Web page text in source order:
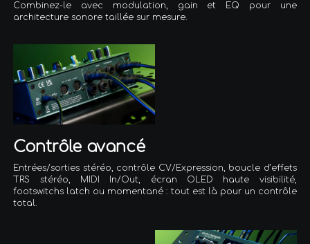
Combinez-le avec modulation, gain et EQ pour une
architecture sonore taillée sur mesure.
Contrôle avancé
Entrées/sorties stéréo, contrôle CV/Expression, boucle d’effets
TRS stéréo, MIDI In/Out, écran OLED haute visibilité,
footswitchs latch ou momentané : tout est là pour un contrôle
total.